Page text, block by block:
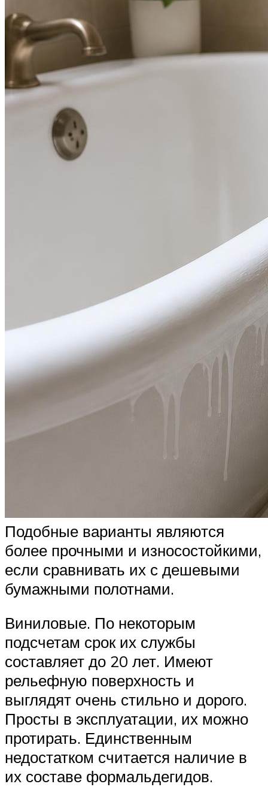
Подобные варианты являются
более прочными и износостойкими,
если сравнивать их с дешевыми
бумажными полотнами.
Виниловые. По некоторым
подсчетам срок их службы
составляет до 20 лет. Имеют
рельефную поверхность и
выглядят очень стильно и дорого.
Просты в эксплуатации, их можно
протирать. Единственным
недостатком считается наличие в
их составе формальдегидов.